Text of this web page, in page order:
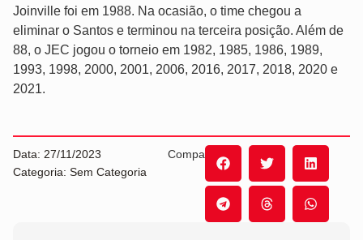
Joinville foi em 1988. Na ocasião, o time chegou a
eliminar o Santos e terminou na terceira posição. Além de
88, o JEC jogou o torneio em 1982, 1985, 1986, 1989,
1993, 1998, 2000, 2001, 2006, 2016, 2017, 2018, 2020 e
2021.
Data: 27/11/2023
Categoria: Sem Categoria
Compartilhe: